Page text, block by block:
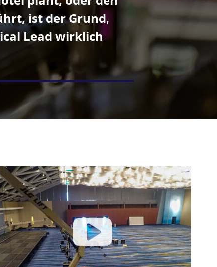
ist der Grund,
Lead wirklich